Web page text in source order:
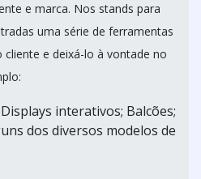
e marca. Nos stands para
uma série de ferramentas
e deixá-lo à vontade no
interativos; Balcões;
dos diversos modelos de